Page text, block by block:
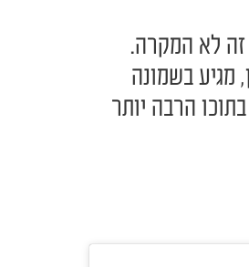
זה לא המקרה.
מגיע בשמונה
הרבה יותר